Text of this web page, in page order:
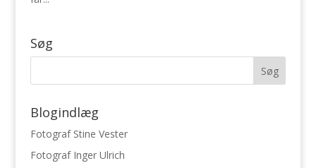
Søg
Blogindlæg
Fotograf Stine Vester
Fotograf Inger Ulrich